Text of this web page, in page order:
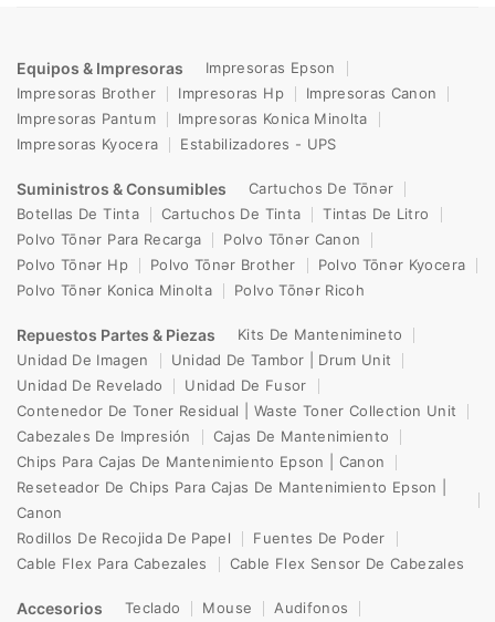
Equipos & Impresoras
Impresoras Epson
Impresoras Brother
Impresoras Hp
Impresoras Canon
Impresoras Pantum
Impresoras Konica Minolta
Impresoras Kyocera
Estabilizadores - UPS
Suministros & Consumibles
Cartuchos De Tōnər
Botellas De Tinta
Cartuchos De Tinta
Tintas De Litro
Polvo Tōnər Para Recarga
Polvo Tōnər Canon
Polvo Tōnər Hp
Polvo Tōnər Brother
Polvo Tōnər Kyocera
Polvo Tōnər Konica Minolta
Polvo Tōnər Ricoh
Repuestos Partes & Piezas
Kits De Mantenimineto
Unidad De Imagen
Unidad De Tambor | Drum Unit
Unidad De Revelado
Unidad De Fusor
Contenedor De Toner Residual | Waste Toner Collection Unit
Cabezales De Impresión
Cajas De Mantenimiento
Chips Para Cajas De Mantenimiento Epson | Canon
Reseteador De Chips Para Cajas De Mantenimiento Epson |
Canon
Rodillos De Recojida De Papel
Fuentes De Poder
Cable Flex Para Cabezales
Cable Flex Sensor De Cabezales
Accesorios Teclado Mouse Audifonos